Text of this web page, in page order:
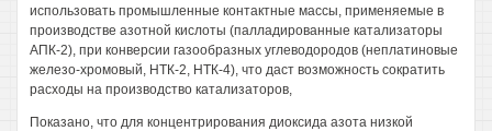
использовать промышленные контактные массы, применяемые в
производстве азотной кислоты (палладированные катализаторы
АПК-2), при конверсии газообразных углеводородов (неплатиновые
железо-хромовый, НТК-2, НТК-4), что даст возможность сократить
расходы на производство катализаторов,
Показано, что для концентрирования диоксида азота низкой